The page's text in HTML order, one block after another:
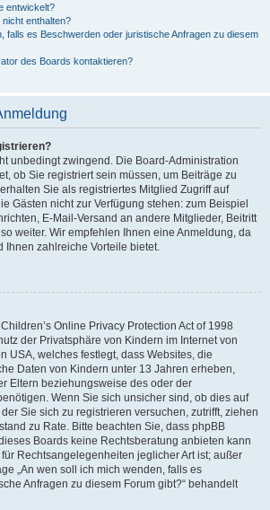
entwickelt?
enthalten?
falls es Beschwerden oder juristische Anfragen zu diesem
des Boards kontaktieren?
unbedingt zwingend. Die Board-Administration
ob Sie registriert sein müssen, um Beiträge zu
Sie als registriertes Mitglied Zugriff auf
Gästen nicht zur Verfügung stehen: zum Beispiel
E-Mail-Versand an andere Mitglieder, Beitritt
weiter. Wir empfehlen Ihnen eine Anmeldung, da
Ihnen zahlreiche Vorteile bietet.
Online Privacy Protection Act of 1998
der Privatsphäre von Kindern im Internet von
USA, welches festlegt, dass Websites, die
Daten von Kindern unter 13 Jahren erheben,
Eltern beziehungsweise des oder der
Wenn Sie sich unsicher sind, ob dies auf
Sie sich zu registrieren versuchen, zutrifft, ziehen
zu Rate. Bitte beachten Sie, dass phpBB
Boards keine Rechtsberatung anbieten kann
Rechtsangelegenheiten jeglicher Art ist; außer
„An wen soll ich mich wenden, falls es
Anfragen zu diesem Forum gibt?“ behandelt